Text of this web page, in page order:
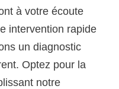
à votre écoute
intervention rapide
un diagnostic
Optez pour la
notre